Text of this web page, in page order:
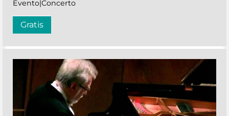
Evento|Concerto
Gratis